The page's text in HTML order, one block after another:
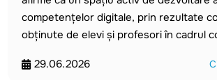
competențelor digitale, prin rezultate
obținute de elevi și profesori în cadrul
29.06.2026